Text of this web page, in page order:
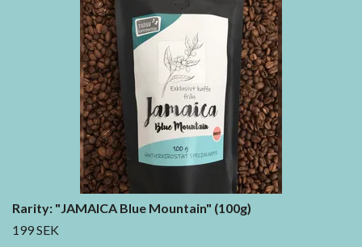
Rarity: "JAMAICA Blue Mountain" (100g)
199 SEK